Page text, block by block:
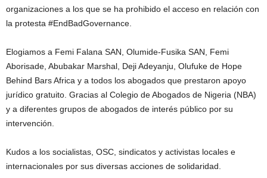
organizaciones a los que se ha prohibido el acceso en relación con
la protesta #EndBadGovernance.
Elogiamos a Femi Falana SAN, Olumide-Fusika SAN, Femi
Aborisade, Abubakar Marshal, Deji Adeyanju, Olufuke de Hope
Behind Bars Africa y a todos los abogados que prestaron apoyo
jurídico gratuito. Gracias al Colegio de Abogados de Nigeria (NBA)
y a diferentes grupos de abogados de interés público por su
intervención.
Kudos a los socialistas, OSC, sindicatos y activistas locales e
internacionales por sus diversas acciones de solidaridad.